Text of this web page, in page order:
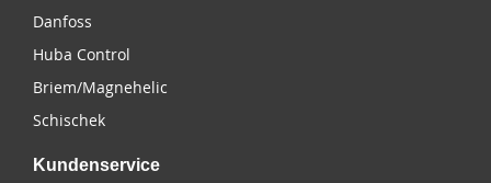
Danfoss
Huba Control
Briem/Magnehelic
Schischek
Kundenservice